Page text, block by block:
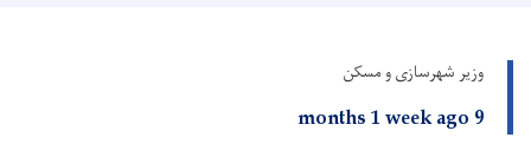
وزیر شهرسازی و مسکن
9 months 1 week ago